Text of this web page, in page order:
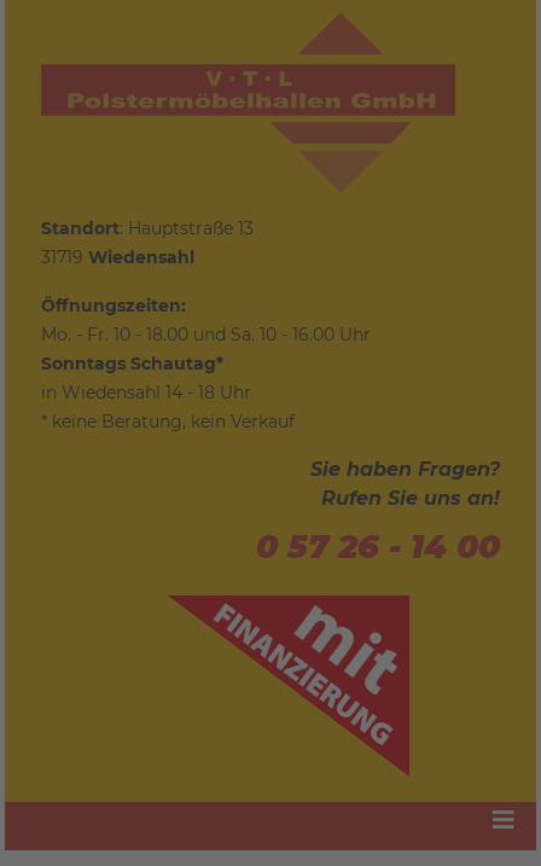
Standort: Hauptstraße 13
31719Wiedensahl
Öffnungszeiten:
Mo. - Fr. 10 - 18.00 und Sa. 10 - 16.00 Uhr
Sonntags Schautag*
in Wiedensahl 14 - 18 Uhr
* keine Beratung, kein Verkauf
Sie haben Fragen?
Rufen Sie uns an!
0 57 26 - 14 00